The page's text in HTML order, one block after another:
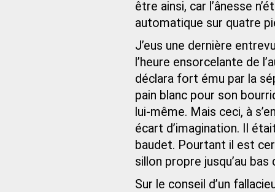
être ainsi, car l’ânesse
automatique sur quatre
J’eus une dernière
l’heure ensorcelante de
déclara fort ému par la
pain blanc pour son
lui-même. Mais ceci, à
écart d’imagination. Il
baudet. Pourtant il est
sillon propre jusqu’au bas
Sur le conseil d’un